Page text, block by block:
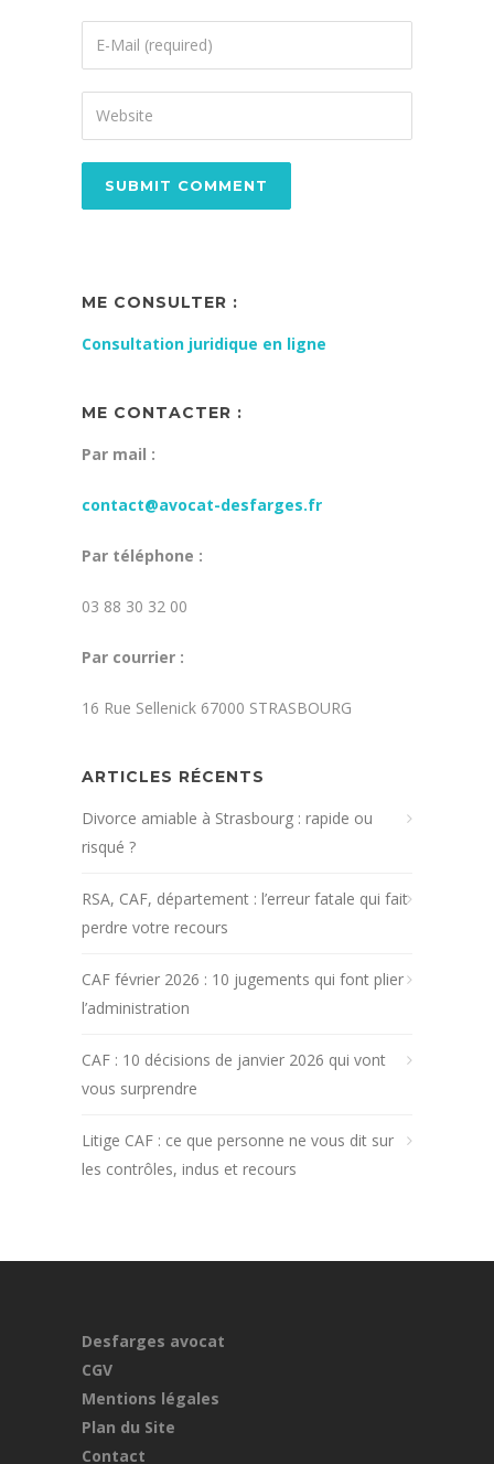
ME CONSULTER :
Consultation juridique en ligne
ME CONTACTER :
Par mail :
contact@avocat-desfarges.fr
Par téléphone :
03 88 30 32 00
Par courrier :
16 Rue Sellenick 67000 STRASBOURG
ARTICLES RÉCENTS
Divorce amiable à Strasbourg : rapide ou
risqué ?
RSA, CAF, département : l’erreur fatale qui fait
perdre votre recours
CAF février 2026 : 10 jugements qui font plier
l’administration
CAF : 10 décisions de janvier 2026 qui vont
vous surprendre
Litige CAF : ce que personne ne vous dit sur
les contrôles, indus et recours
Desfarges avocat
CGV
Mentions légales
Plan du Site
Contact